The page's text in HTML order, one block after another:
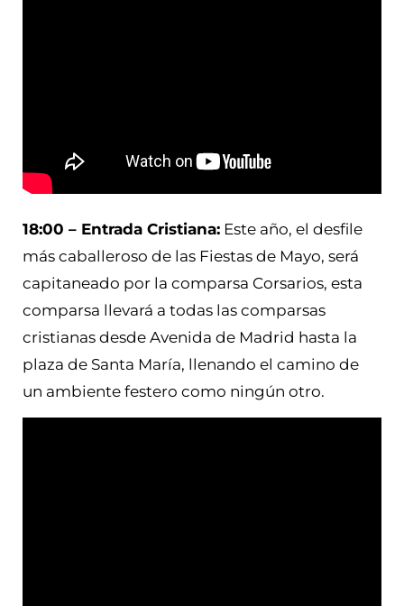
18:00 – Entrada Cristiana: Este año, el desfile
más caballeroso de las Fiestas de Mayo, será
capitaneado por la comparsa Corsarios, esta
comparsa llevará a todas las comparsas
cristianas desde Avenida de Madrid hasta la
plaza de Santa María, llenando el camino de
un ambiente festero como ningún otro.